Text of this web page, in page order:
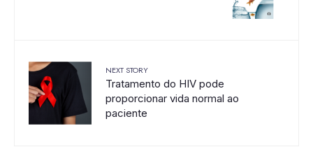
NEXT STORY
Tratamento do HIV pode
proporcionar vida normal ao
paciente